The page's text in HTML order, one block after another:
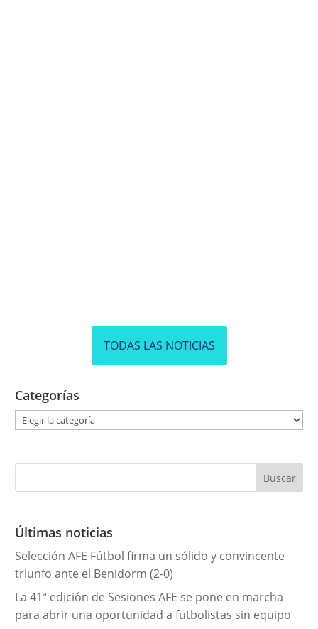
TODAS LAS NOTICIAS
Categorías
g
r
a
s
Últimas noticias
Selección AFE Fútbol firma un sólido y convincente
triunfo ante el Benidorm (2-0)
La 41ª edición de Sesiones AFE se pone en marcha
para abrir una oportunidad a futbolistas sin equipo